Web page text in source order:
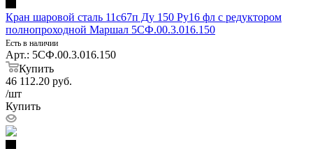
Кран шаровой сталь 11с67п Ду 150 Ру16 фл с редуктором
полнопроходной Маршал 5СФ.00.3.016.150
Есть в наличии
Арт.: 5СФ.00.3.016.150
Купить
46 112.20 руб.
/шт
Купить